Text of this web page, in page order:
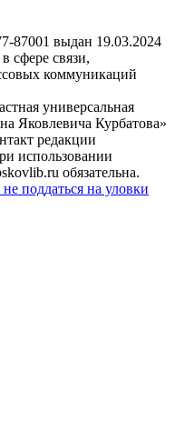
выдан 19.03.2024
сфере связи,
коммуникаций
универсальная
Яковлевича Курбатова»
редакции
использовании
обязательна.
поддаться на уловки